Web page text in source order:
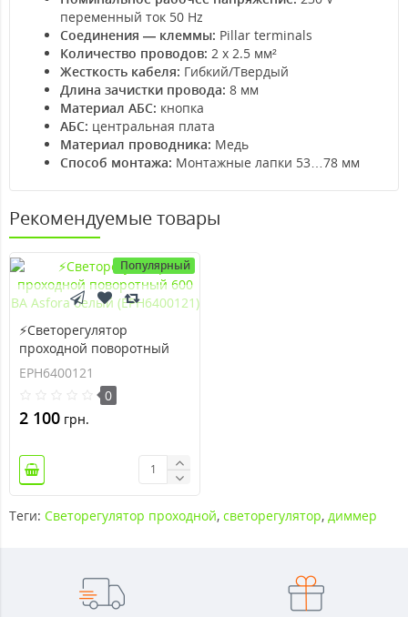
переменный ток 50 Hz
Соединения — клеммы: Pillar terminals
Количество проводов: 2 x 2.5 мм²
Жесткость кабеля: Гибкий/Твердый
Длина зачистки провода: 8 мм
Материал АБС: кнопка
АБС: центральная плата
Материал проводника: Медь
Способ монтажа: Монтажные лапки 53…78 мм
Рекомендуемые товары
Популярный
⚡Светорегулятор
проходной поворотный
600 ВА Asfora белый
(EPH6400121)
EPH6400121
0
2 100 грн.
Теги: Светорегулятор проходной, светорегулятор, диммер